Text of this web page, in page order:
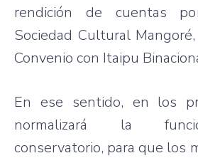
rendición de cuentas
Sociedad Cultural
Convenio con Itaipu
En ese sentido, en los
normalizará la
conservatorio, para que los